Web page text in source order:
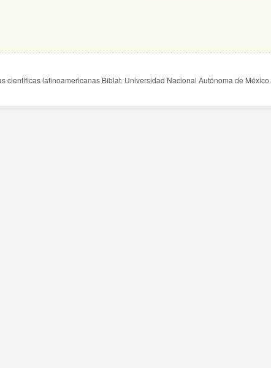
científicas latinoamericanas Biblat. Universidad Nacional Autónoma de México.